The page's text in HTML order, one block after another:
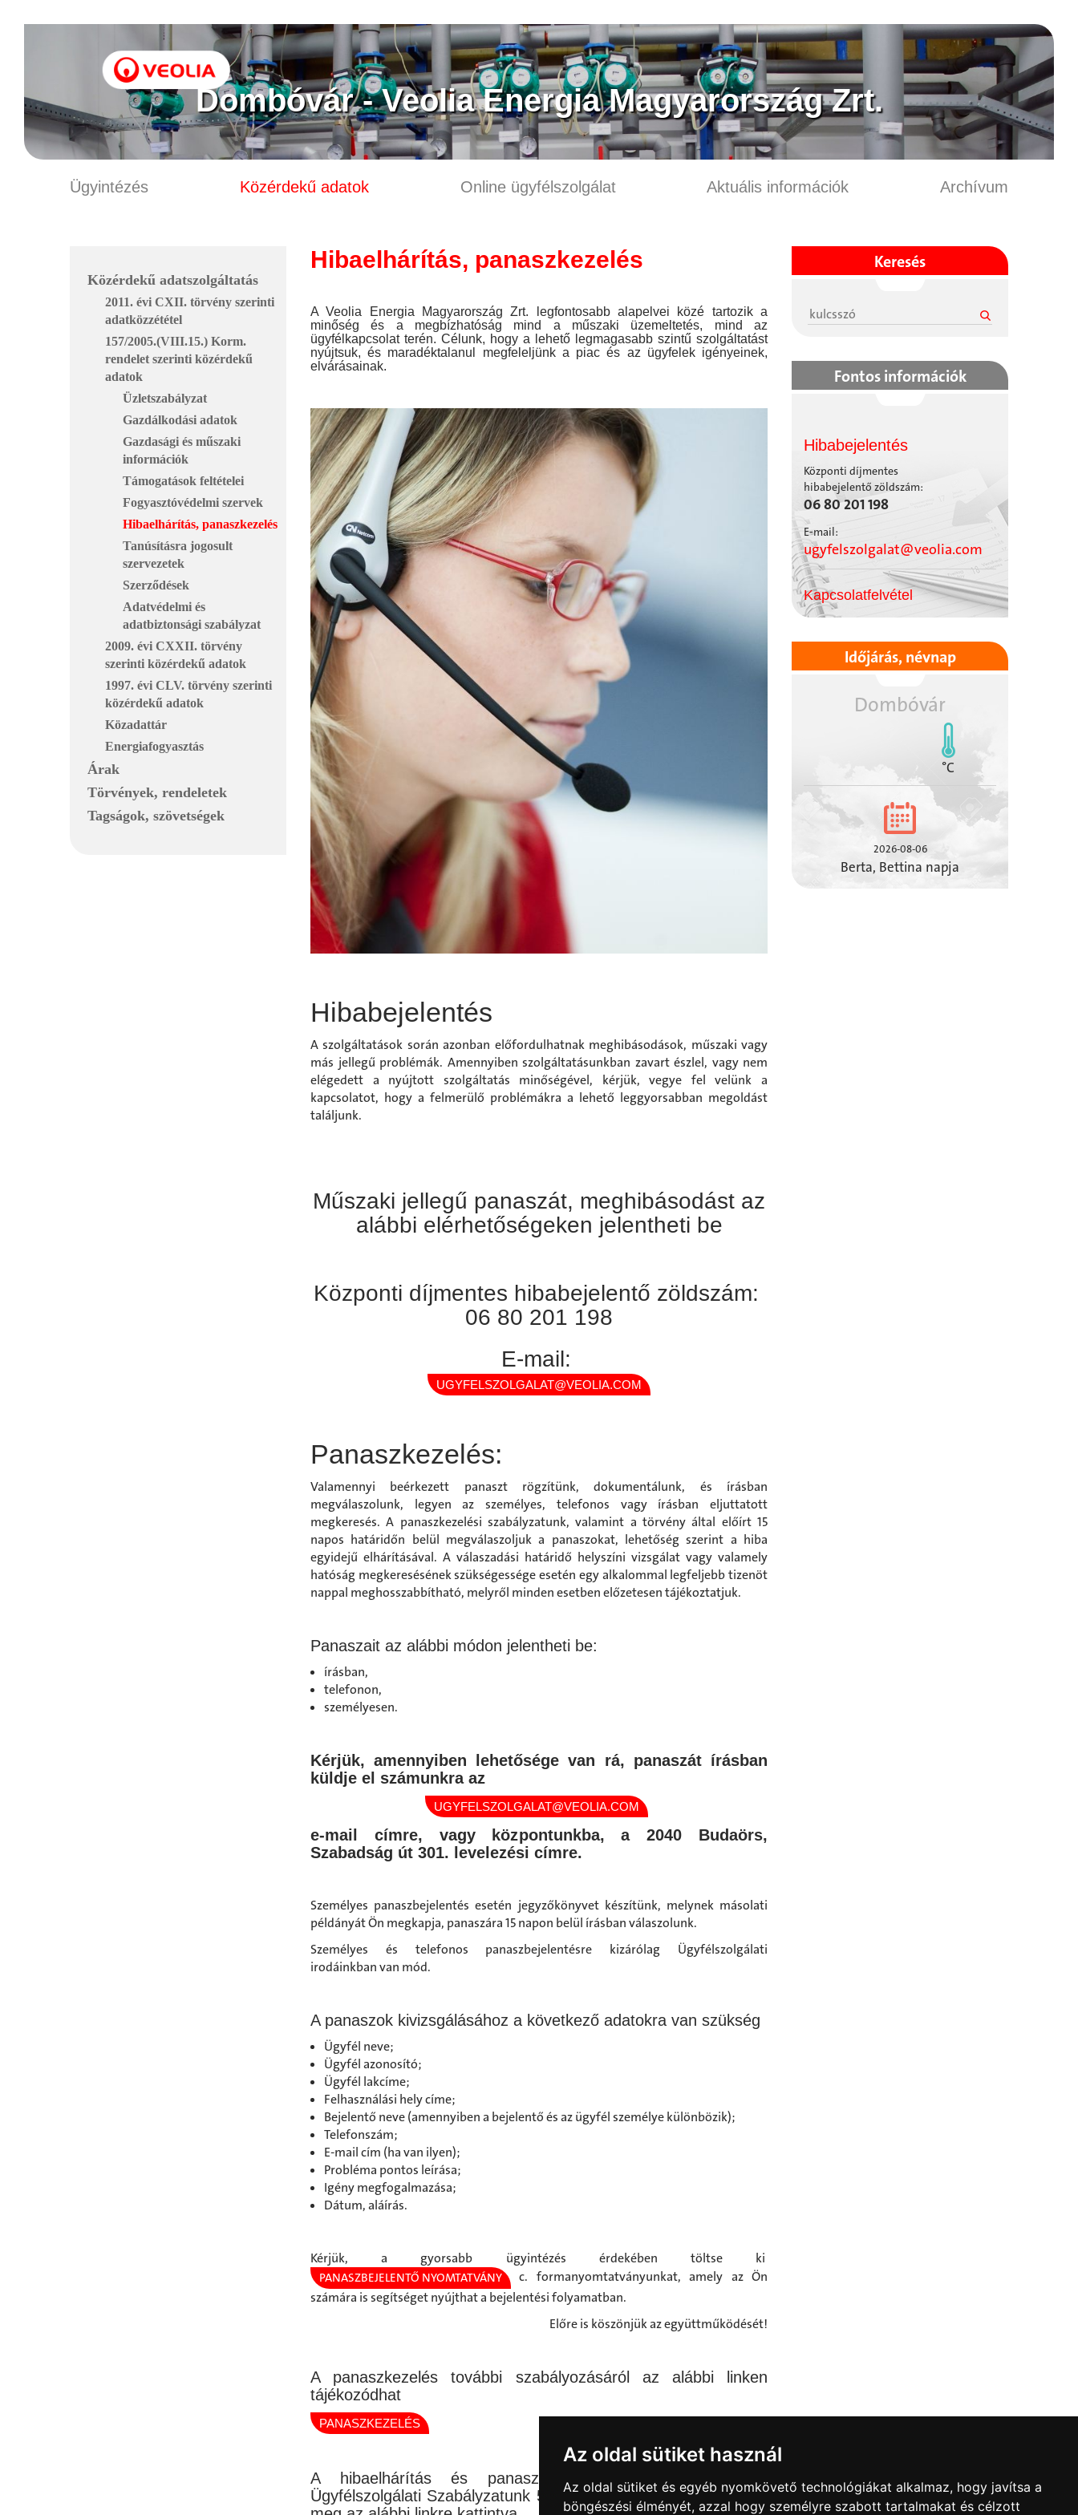
Az oldal sütiket használ
Az oldal sütiket és egyéb nyomkövető technológiákat alkalmaz, hogy javítsa a
böngészési élményét, azzal hogy személyre szabott tartalmakat és célzott
Dombóvár - Veolia Energia Magyarország Zrt.
Ügyintézés Közérdekű adatok Online ügyfélszolgálat Aktuális információk Archívum
Közérdekű adatszolgáltatás
2011. évi CXII. törvény szerinti
adatközzététel
157/2005.(VIII.15.) Korm.
rendelet szerinti közérdekű
adatok
Üzletszabályzat
Gazdálkodási adatok
Gazdasági és műszaki
információk
Támogatások feltételei
Fogyasztóvédelmi szervek
Hibaelhárítás, panaszkezelés
Tanúsításra jogosult
szervezetek
Szerződések
Adatvédelmi és
adatbiztonsági szabályzat
2009. évi CXXII. törvény
szerinti közérdekű adatok
1997. évi CLV. törvény szerinti
közérdekű adatok
Közadattár
Energiafogyasztás
Árak
Törvények, rendeletek
Tagságok, szövetségek
Hibaelhárítás, panaszkezelés
A Veolia Energia Magyarország Zrt. legfontosabb alapelvei közé tartozik a
minőség és a megbízhatóság mind a műszaki üzemeltetés, mind az
ügyfélkapcsolat terén. Célunk, hogy a lehető legmagasabb szintű szolgáltatást
nyújtsuk, és maradéktalanul megfeleljünk a piac és az ügyfelek igényeinek,
elvárásainak.
Hibabejelentés
A szolgáltatások során azonban előfordulhatnak meghibásodások, műszaki vagy
más jellegű problémák. Amennyiben szolgáltatásunkban zavart észlel, vagy nem
elégedett a nyújtott szolgáltatás minőségével, kérjük, vegye fel velünk a
kapcsolatot, hogy a felmerülő problémákra a lehető leggyorsabban megoldást
találjunk.
Műszaki jellegű panaszát, meghibásodást az
alábbi elérhetőségeken jelentheti be
Központi díjmentes hibabejelentő zöldszám:
06 80 201 198
E-mail:
UGYFELSZOLGALAT@VEOLIA.COM
Panaszkezelés:
Valamennyi beérkezett panaszt rögzítünk, dokumentálunk, és írásban
megválaszolunk, legyen az személyes, telefonos vagy írásban eljuttatott
megkeresés. A panaszkezelési szabályzatunk, valamint a törvény által előírt 15
napos határidőn belül megválaszoljuk a panaszokat, lehetőség szerint a hiba
egyidejű elhárításával. A válaszadási határidő helyszíni vizsgálat vagy valamely
hatóság megkeresésének szükségessége esetén egy alkalommal legfeljebb tizenöt
nappal meghosszabbítható, melyről minden esetben előzetesen tájékoztatjuk.
Panaszait az alábbi módon jelentheti be:
írásban,
telefonon,
személyesen.
Kérjük, amennyiben lehetősége van rá, panaszát írásban
küldje el számunkra az
UGYFELSZOLGALAT@VEOLIA.COM
e-mail címre, vagy központunkba, a 2040 Budaörs,
Szabadság út 301. levelezési címre.
Személyes panaszbejelentés esetén jegyzőkönyvet készítünk, melynek másolati
példányát Ön megkapja, panaszára 15 napon belül írásban válaszolunk.
Személyes és telefonos panaszbejelentésre kizárólag Ügyfélszolgálati
irodáinkban van mód.
A panaszok kivizsgálásához a következő adatokra van szükség
Ügyfél neve;
Ügyfél azonosító;
Ügyfél lakcíme;
Felhasználási hely címe;
Bejelentő neve (amennyiben a bejelentő és az ügyfél személye különbözik);
Telefonszám;
E-mail cím (ha van ilyen);
Probléma pontos leírása;
Igény megfogalmazása;
Dátum, aláírás.
Kérjük, a gyorsabb ügyintézés érdekében töltse ki
PANASZBEJELENTŐ NYOMTATVÁNY
c. formanyomtatványunkat, amely az Ön
számára is segítséget nyújthat a bejelentési folyamatban.
Előre is köszönjük az együttműködését!
A panaszkezelés további szabályozásáról az alábbi linken
tájékozódhat
PANASZKEZELÉS
A hibaelhárítás és panaszkezelés eljárási rendjét az
Ügyfélszolgálati Szabályzatunk 5.2. és 5.4. pontjában találhatjál
Keresés
Fontos információk
Hibabejelentés
Központi díjmentes
hibabejelentő zöldszám:
06 80 201 198
E-mail:
ugyfelszolgalat@veolia.com
Kapcsolatfelvétel
Időjárás, névnap
Dombóvár
°C
2026-08-06
Berta, Bettina napja